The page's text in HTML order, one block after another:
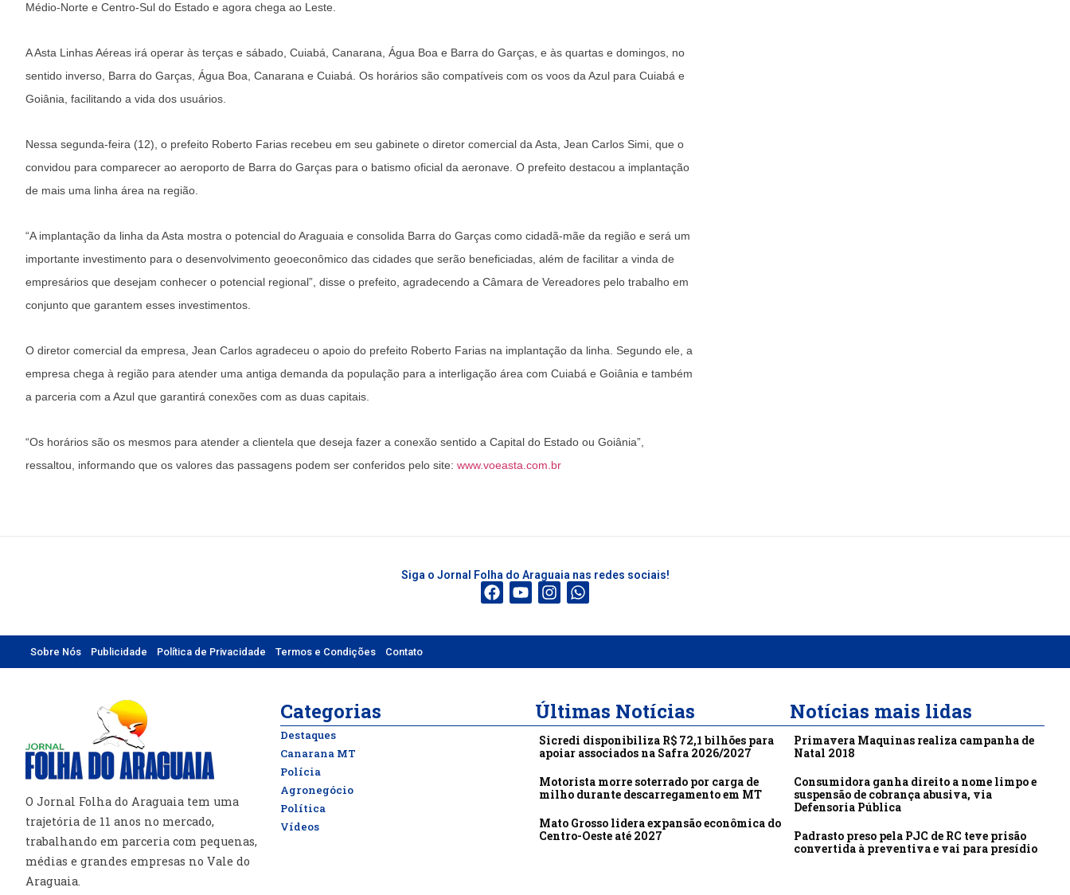
Médio-Norte e Centro-Sul do Estado e agora chega ao Leste.
A Asta Linhas Aéreas irá operar às terças e sábado, Cuiabá, Canarana, Água Boa e Barra do Garças, e às quartas e domingos, no
sentido inverso, Barra do Garças, Água Boa, Canarana e Cuiabá. Os horários são compatíveis com os voos da Azul para Cuiabá e
Goiânia, facilitando a vida dos usuários.
Nessa segunda-feira (12), o prefeito Roberto Farias recebeu em seu gabinete o diretor comercial da Asta, Jean Carlos Simi, que o
convidou para comparecer ao aeroporto de Barra do Garças para o batismo oficial da aeronave. O prefeito destacou a implantação
de mais uma linha área na região.
“A implantação da linha da Asta mostra o potencial do Araguaia e consolida Barra do Garças como cidadã-mãe da região e será um
importante investimento para o desenvolvimento geoeconômico das cidades que serão beneficiadas, além de facilitar a vinda de
empresários que desejam conhecer o potencial regional”, disse o prefeito, agradecendo a Câmara de Vereadores pelo trabalho em
conjunto que garantem esses investimentos.
O diretor comercial da empresa, Jean Carlos agradeceu o apoio do prefeito Roberto Farias na implantação da linha. Segundo ele, a
empresa chega à região para atender uma antiga demanda da população para a interligação área com Cuiabá e Goiânia e também
a parceria com a Azul que garantirá conexões com as duas capitais.
“Os horários são os mesmos para atender a clientela que deseja fazer a conexão sentido a Capital do Estado ou Goiânia”,
ressaltou, informando que os valores das passagens podem ser conferidos pelo site: www.voeasta.com.br
Siga o Jornal Folha do Araguaia nas redes sociais!
Sobre Nós Publicidade Política de Privacidade Termos e Condições Contato
O Jornal Folha do Araguaia tem uma
trajetória de 11 anos no mercado,
trabalhando em parceria com pequenas,
médias e grandes empresas no Vale do
Araguaia.
Categorias
Destaques
Canarana MT
Polícia
Agronegócio
Política
Vídeos
Últimas Notícias
Sicredi disponibiliza R$ 72,1 bilhões para
apoiar associados na Safra 2026/2027
Motorista morre soterrado por carga de
milho durante descarregamento em MT
Mato Grosso lidera expansão econômica do
Centro-Oeste até 2027
Notícias mais lidas
Primavera Maquinas realiza campanha de
Natal 2018
Consumidora ganha direito a nome limpo e
suspensão de cobrança abusiva, via
Defensoria Pública
Padrasto preso pela PJC de RC teve prisão
convertida à preventiva e vai para presídio